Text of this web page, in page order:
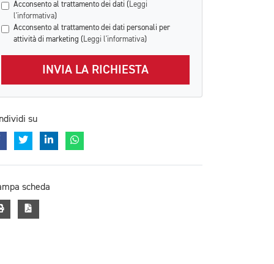
Acconsento al trattamento dei dati ( Leggi
l'informativa)
Acconsento al trattamento dei dati personali per
attività di marketing ( Leggi l'informativa)
INVIA LA RICHIESTA
su
scheda